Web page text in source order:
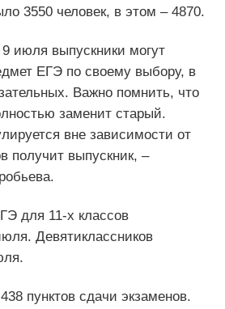
3550 человек, в этом – 4870.
июля выпускники могут
ЕГЭ по своему выбору, в
Важно помнить, что
заменит старый.
вне зависимости от
получит выпускник, –
для 11-х классов
Девятиклассников
пунктов сдачи экзаменов.